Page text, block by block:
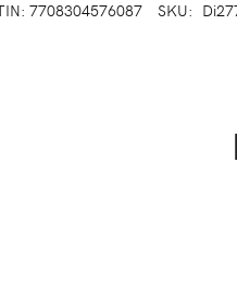
7708304576087 SKU: